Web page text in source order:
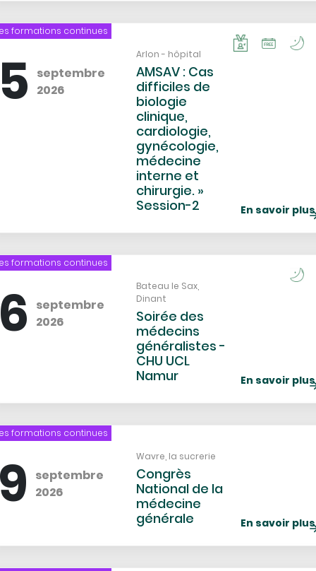
formations continues
septembre
2026
Lieu
Arlon - hôpital
AMSAV : Cas
difficiles de
biologie
clinique,
cardiologie,
gynécologie,
médecine
interne et
chirurgie. »
Session-2
En savoir plus
Catégorisation
de
Icon Icon Icon
formations continues
septembre
2026
Lieu
Bateau le Sax,
Dinant
Soirée des
médecins
généralistes -
CHU UCL
Namur
En savoir plus
de
Icon
formations continues
septembre
2026
Lieu
Wavre, la sucrerie
Congrès
National de la
médecine
générale
En savoir plus